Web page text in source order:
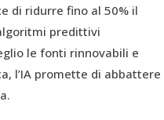
di ridurre fino al 50% il
predittivi
le fonti rinnovabili e
l’IA promette di abbattere